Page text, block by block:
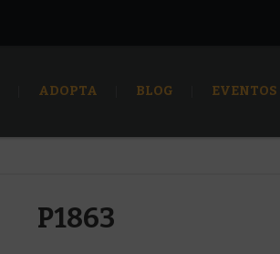
ADOPTA BLOG EVENTOS
P1863